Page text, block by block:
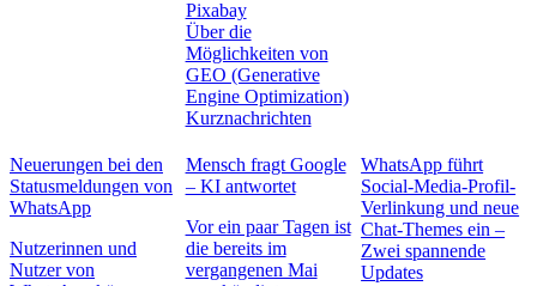
Über die
Möglichkeiten von
GEO (Generative
Engine Optimization)
Kurznachrichten
Neuerungen bei den
Statusmeldungen von
WhatsApp
Nutzerinnen und
Nutzer von
Mensch fragt Google
– KI antwortet
Vor ein paar Tagen ist
die bereits im
vergangenen Mai
WhatsApp führt
Social-Media-Profil-
Verlinkung und neue
Chat-Themes ein –
Zwei spannende
Updates